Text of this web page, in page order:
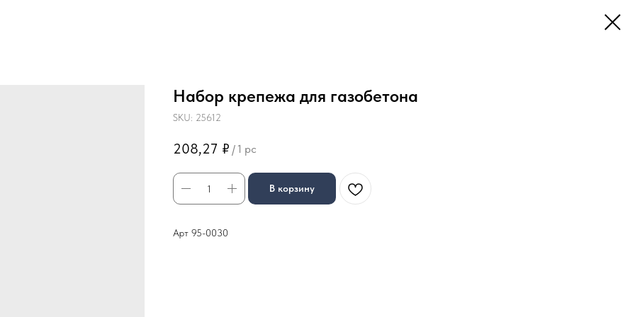
Набор крепежа для газобетона
SKU: 25612
208,27 ₽ / 1 pc
В корзину
Арт 95-0030